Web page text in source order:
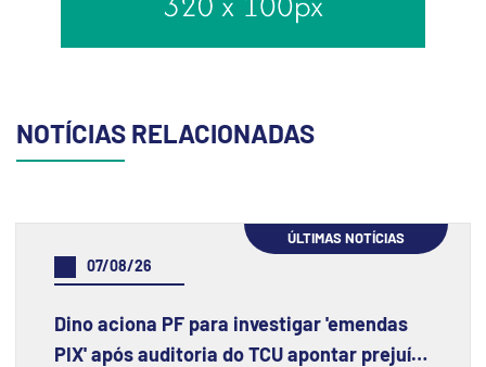
NOTÍCIAS RELACIONADAS
ÚLTIMAS NOTÍCIAS
07/08/26
Dino aciona PF para investigar 'emendas
PIX' após auditoria do TCU apontar prejuízo